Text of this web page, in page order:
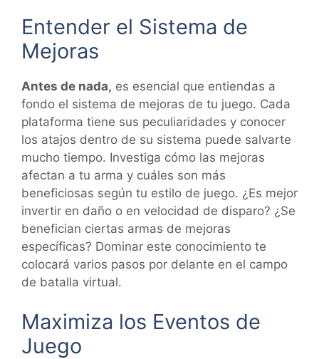
Entender el Sistema de
Mejoras
Antes de nada, es esencial que entiendas a
fondo el sistema de mejoras de tu juego. Cada
plataforma tiene sus peculiaridades y conocer
los atajos dentro de su sistema puede salvarte
mucho tiempo. Investiga cómo las mejoras
afectan a tu arma y cuáles son más
beneficiosas según tu estilo de juego. ¿Es mejor
invertir en daño o en velocidad de disparo? ¿Se
benefician ciertas armas de mejoras
específicas? Dominar este conocimiento te
colocará varios pasos por delante en el campo
de batalla virtual.
Maximiza los Eventos de
Juego